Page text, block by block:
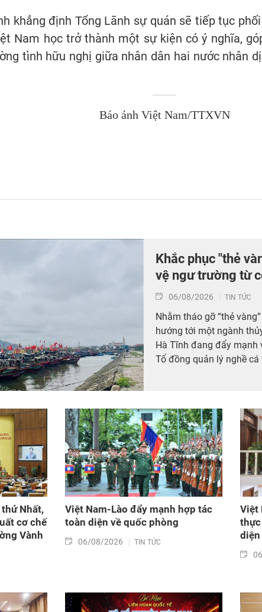
khẳng định Tổng Lãnh sự quán sẽ tiếp tục
Nam học trở thành một sự kiện có ý nghĩa,
tình hữu nghị giữa nhân dân hai nước nhân
Báo ảnh Việt Nam/TTXVN
Khắc phục "thẻ
vệ ngư trường từ
06/08/2026 TIN TỨC
Nhằm tháo gỡ “thẻ
hướng tới một ngành
Hà Tĩnh đang đẩy mạnh
Tổ đồng quản lý nghề
dân trong bảo vệ nguồn
Nhất,
cơ chế
Vành
Việt Nam-Lào đẩy mạnh hợp tác
toàn diện về quốc phòng
06/08/2026 TIN TỨC
Việt
thực
diện